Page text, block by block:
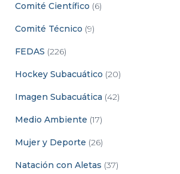
Comité Científico (6)
Comité Técnico (9)
FEDAS (226)
Hockey Subacuático (20)
Imagen Subacuática (42)
Medio Ambiente (17)
Mujer y Deporte (26)
Natación con Aletas (37)